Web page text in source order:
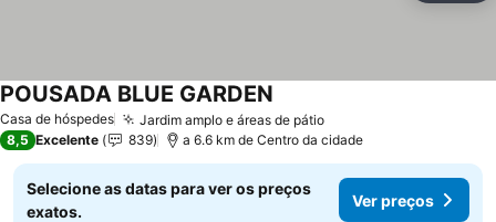
Casa de hóspedes Jardim amplo e áreas de pátio
POUSADA BLUE GARDEN
8,5 Excelente 839 a 6.6 km de Centro da cidade
Selecione as datas para ver os preços
exatos.
Ver preços